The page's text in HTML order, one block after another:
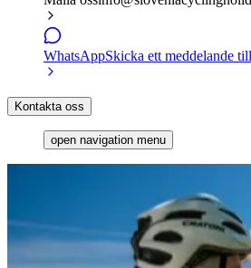
WhatsAppSkicka ett meddelande
Kontakta oss
open navigation menu